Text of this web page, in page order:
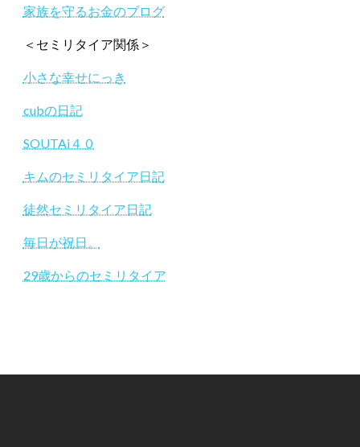
家族を守るお金のブログ
＜セミリタイア関係＞
小さな幸せにっき
cubの日記
SOUTAi４０
キムのセミリタイア日記
徒然セミリタイア日記
毎日が祝日。
29歳からのセミリタイア